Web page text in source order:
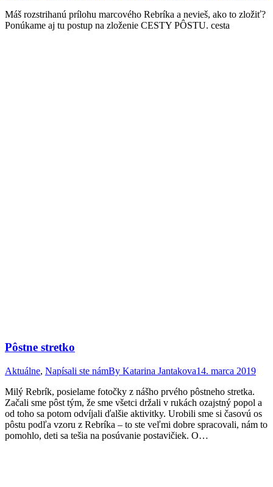
Máš rozstrihanú prílohu marcového Rebríka a nevieš, ako to zložiť?
Ponúkame aj tu postup na zloženie CESTY PÔSTU. cesta
Pôstne stretko
Aktuálne, Napísali ste námBy Katarina Jantakova14. marca 2019
Milý Rebrík, posielame fotočky z nášho prvého pôstneho stretka.
Začali sme pôst tým, že sme všetci držali v rukách ozajstný popol a
od toho sa potom odvíjali ďalšie aktivitky. Urobili sme si časovú os
pôstu podľa vzoru z Rebríka – to ste veľmi dobre spracovali, nám to
pomohlo, deti sa tešia na posúvanie postavičiek. O…